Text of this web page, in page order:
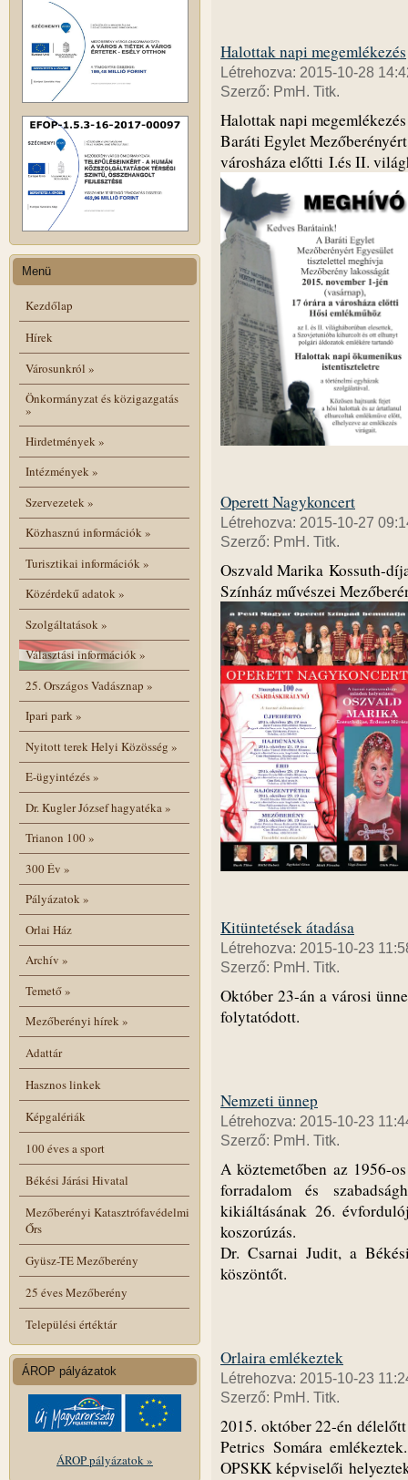
Menü
Kezdőlap
Hírek
Városunkról »
Önkormányzat és közigazgatás
»
Hirdetmények»
Intézmények»
Szervezetek»
Közhasznú információk»
Turisztikai információk»
Közérdekű adatok»
Szolgáltatások»
Választási információk»
25. Országos Vadásznap »
Ipari park»
Nyitott terek Helyi Közösség »
E-ügyintézés»
Dr. Kugler József hagyatéka»
Trianon 100»
300 Év »
Pályázatok»
Orlai Ház
Archív »
Temető»
Mezőberényi hírek»
Adattár
Hasznos linkek
Képgalériák
100 éves a sport
Békési Járási Hivatal
Mezőberényi Katasztrófavédelmi
Őrs
Gyüsz-TE Mezőberény
25 éves Mezőberény
Települési értéktár
ÁROP pályázatok
ÁROP pályázatok »
Halottak napi megemlékezés
Létrehozva: 2015-10-28
Szerző: PmH. Titk.
Halottak napi
Baráti Egylet
városháza előtti I.és II.
Operett Nagykoncert
Létrehozva: 2015-10-27
Szerző: PmH. Titk.
Oszvald Marika Kossuth-
Színház művészei
Kitüntetések átadása
Létrehozva: 2015-10-23
Szerző: PmH. Titk.
Október 23-án a városi
folytatódott.
Nemzeti ünnep
Létrehozva: 2015-10-23
Szerző: PmH. Titk.
A köztemetőben az 1956-
forradalom és
kikiáltásának 26.
koszorúzás.
Dr. Csarnai Judit, a
köszöntőt.
Orlaira emlékeztek
Létrehozva: 2015-10-23
Szerző: PmH. Titk.
2015. október 22-én
Petrics Somára
OPSKK képviselői